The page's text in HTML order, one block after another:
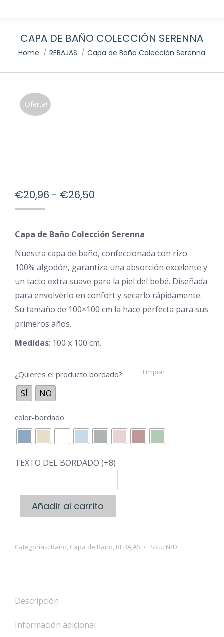
CAPA DE BAÑO COLECCIÓN SERENNA
You are here:
Home REBAJAS Capa de Baño Colección Serenna
¡Oferta!
€20,96 - €26,50
desde
€20,96
hasta
€26,50
Capa de Baño Colección Serenna
Nuestra capa de baño, confeccionada con rizo
100% algodón, garantiza una absorción excelente y
un tacto extra suave para la piel del bebé. Diseñada
para envolverlo en confort y secarlo rápidamente.
Su tamaño de 100×100 cm la hace perfecta para sus
primeros años.
Medidas: 100 x 100 cm.
¿Quieres el producto bordado?
SÍ NO
color-bordado
Limpiar
TEXTO DEL BORDADO (+8)
Añadir al carrito
Categorías: Baño, Capa de Baño, REBAJAS SKU: N/D
Descripción
Información adicional